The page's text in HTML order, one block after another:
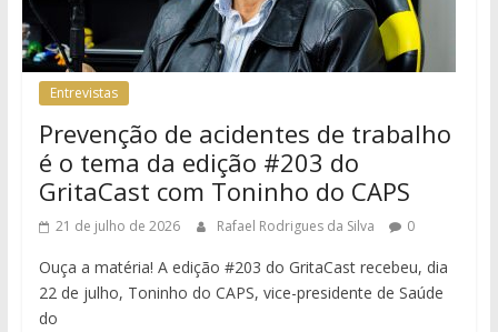
Entrevistas
Prevenção de acidentes de trabalho
é o tema da edição #203 do
GritaCast com Toninho do CAPS
21 de julho de 2026 Rafael Rodrigues da Silva 0
Ouça a matéria! A edição #203 do GritaCast recebeu, dia
22 de julho, Toninho do CAPS, vice-presidente de Saúde
do